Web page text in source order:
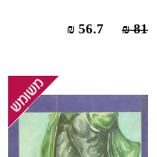
81 ₪